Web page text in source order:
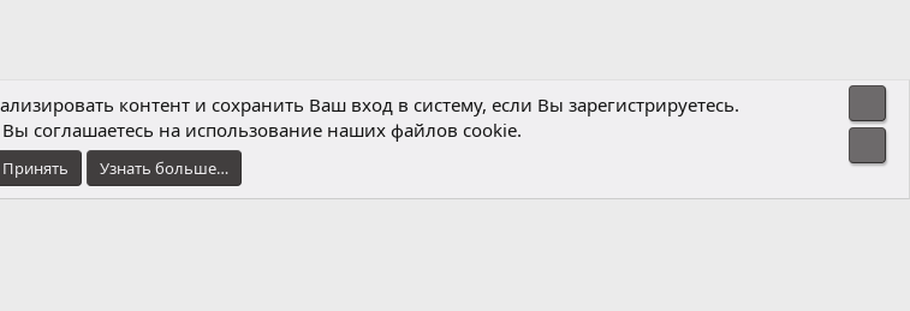
Обратная связь Условия и правила Политика конфиденциальности
контент и сохранить Ваш вход в систему, если Вы зарегистрируетесь.
Вы соглашаетесь на использование наших файлов cookie.
Принять Узнать больше…